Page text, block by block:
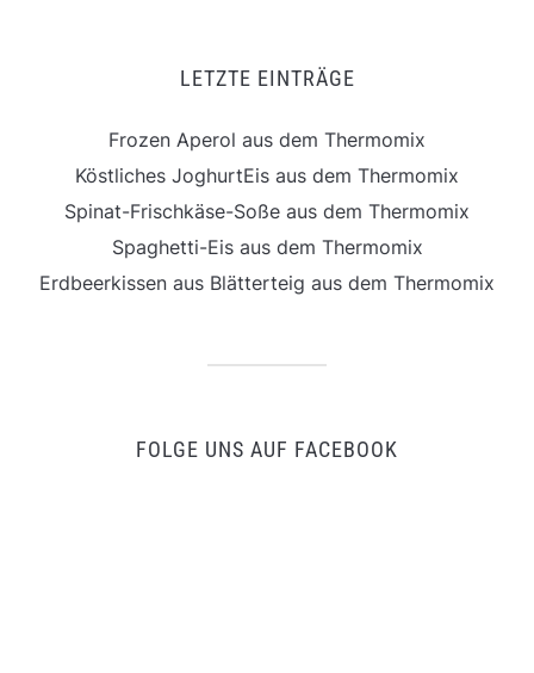
LETZTE EINTRÄGE
Frozen Aperol aus dem Thermomix
Köstliches JoghurtEis aus dem Thermomix
Spinat-Frischkäse-Soße aus dem Thermomix
Spaghetti-Eis aus dem Thermomix
Erdbeerkissen aus Blätterteig aus dem Thermomix
FOLGE UNS AUF FACEBOOK